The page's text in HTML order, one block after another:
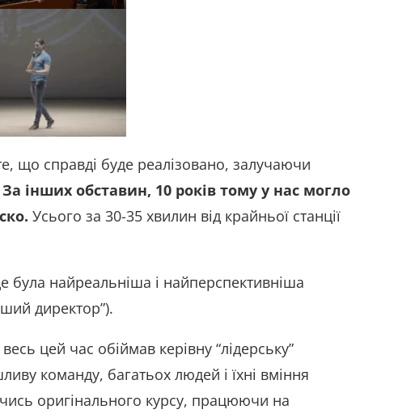
що справді буде реалізовано, залучаючи
За інших обставин, 10 років тому у нас могло
Усього за 30-35 хвилин від крайньої станції
була найреальніша і найперспективніша
директор”).
цей час обіймав керівну “лідерську”
команду, багатьох людей і їхні вміння
оригінального курсу, працюючи на